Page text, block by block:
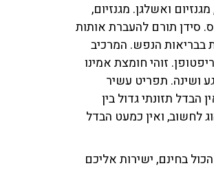
ואשלגן. מגנזיום,
סידן תורם להעברת אותות
בבריאות הנפש. המרכיב
זוהי חומצת אמינו
ושינה. תפריט עשיר
הבדל תזונתי גדול בין
לחשוב, ואין כמעט הבדל
בחינם, ישירות אליכם